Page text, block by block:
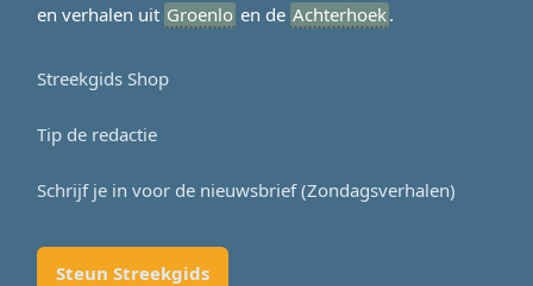
en verhalen uit Groenlo en de Achterhoek.
Streekgids Shop
Tip de redactie
Schrijf je in voor de nieuwsbrief (Zondagsverhalen)
Steun Streekgids